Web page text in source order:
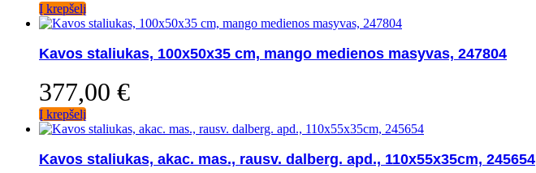
Į krepšelį
Kavos staliukas, 100x50x35 cm, mango medienos masyvas, 247804
377,00 €
Į krepšelį
Kavos staliukas, akac. mas., rausv. dalberg. apd., 110x55x35cm, 245654